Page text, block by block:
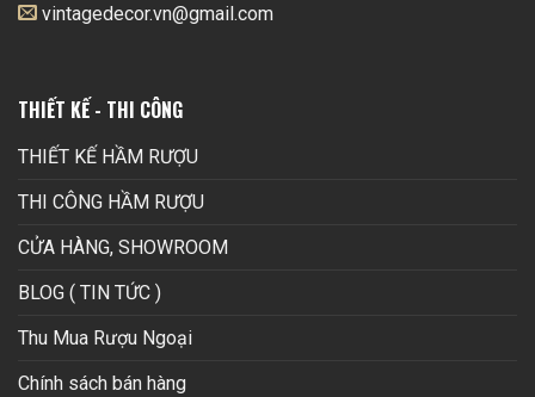
vintagedecor.vn@gmail.com
THIẾT KẾ - THI CÔNG
THIẾT KẾ HẦM RƯỢU
THI CÔNG HẦM RƯỢU
CỬA HÀNG, SHOWROOM
BLOG ( TIN TỨC )
Thu Mua Rượu Ngoại
Chính sách bán hàng